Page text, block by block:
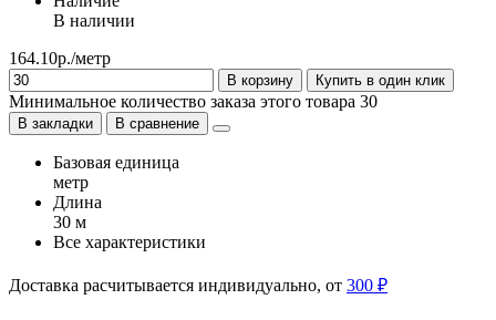
В наличии
164.10р./метр
В корзину Купить в один клик
Минимальное количество заказа этого товара 30
В закладки В сравнение
Базовая единица
метр
Длина
30 м
Все характеристики
Доставка расчитывается индивидуально, от 300 ₽